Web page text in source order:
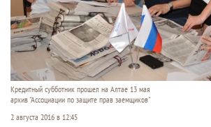
Кредитный субботник прошел на Алтае 13 мая
архив "Ассоциации по защите прав заемщиков"
2 августа 2016 в 12:45